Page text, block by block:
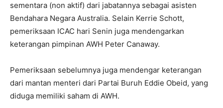
sementara (non aktif) dari jabatannya sebagai asisten
Bendahara Negara Australia. Selain Kerrie Schott,
pemeriksaan ICAC hari Senin juga mendengarkan
keterangan pimpinan AWH Peter Canaway.
Pemeriksaan sebelumnya juga mendengar keterangan
dari mantan menteri dari Partai Buruh Eddie Obeid, yang
diduga memiliki saham di AWH.